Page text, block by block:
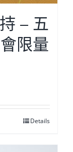
– 五
限量
Details